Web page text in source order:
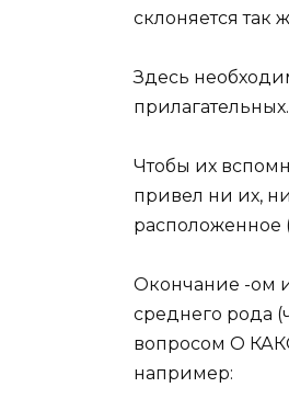
склоняется так
Здесь
прилагательных.
Чтобы их
привел ни их,
расположенное
Окончание -ом
среднего рода
вопросом О
например: